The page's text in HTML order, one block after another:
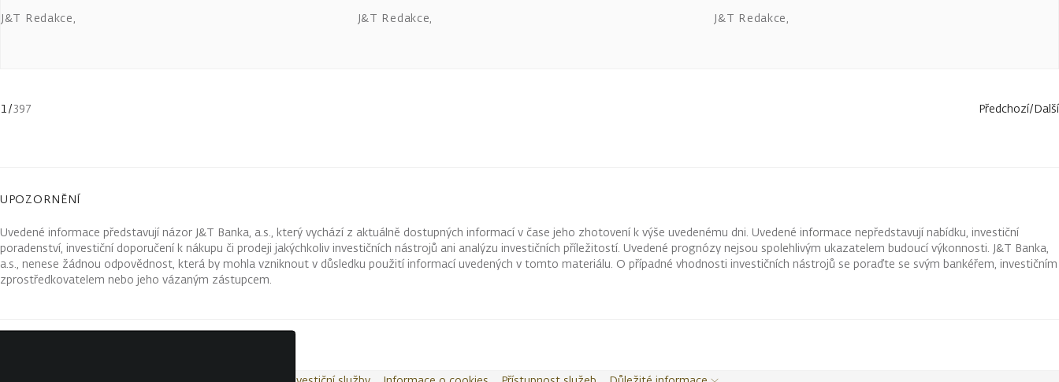
J&T Redakce, J&T Redakce, J&T Redakce,
1/397 Předchozí/Další
UPOZORNĚNÍ
Uvedené informace představují názor J&T Banka, a.s., který vychází z aktuálně dostupných informací v čase jeho zhotovení k výše uvedenému dni. Uvedené informace nepředstavují nabídku, investiční
poradenství, investiční doporučení k nákupu či prodeji jakýchkoliv investičních nástrojů ani analýzu investičních příležitostí. Uvedené prognózy nejsou spolehlivým ukazatelem budoucí výkonnosti. J&T Banka,
a.s., nenese žádnou odpovědnost, která by mohla vzniknout v důsledku použití informací uvedených v tomto materiálu. O případné vhodnosti investičních nástrojů se poraďte se svým bankéřem, investičním
zprostředkovatelem nebo jeho vázaným zástupcem.